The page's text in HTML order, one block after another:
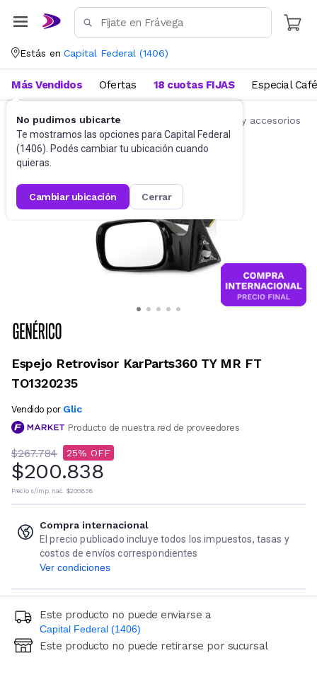
Estás en Capital Federal (1406)
No pudimos ubicarte
Te mostramos las opciones para Capital Federal
(1406). Podés cambiar tu ubicación cuando
quieras.
cambiar ubicación cerrar
Más Vendidos Ofertas 18 cuotas FIJAS Especial Café
Accesorios para autos y motos Repuestos y accesorios
Espejo Retrovisor KarParts360 TY MR FT
TO1320235
Vendido por Glic
Producto de nuestra red de proveedores
$267.784 25
$200.838
Precio s/imp. nac. $200.838
Compra internacional
El precio publicado incluye todos los impuestos, tasas y
costos de envíos correspondientes
Ver condiciones
Este producto no puede enviarse a
Capital Federal (1406)
Ingresá código postal (sólo números)
Este producto no puede retirarse por sucursal